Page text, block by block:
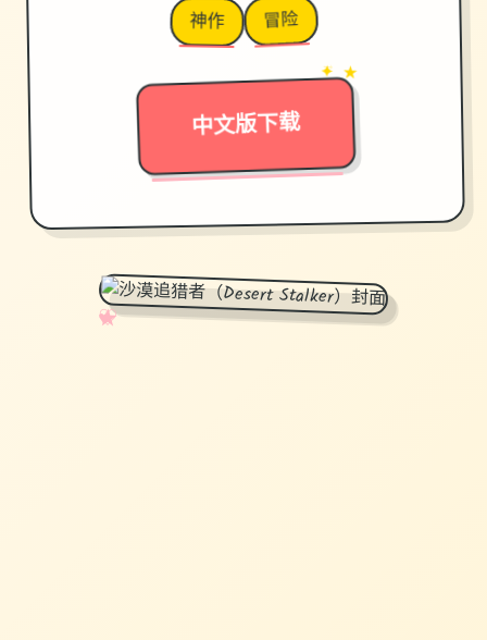
神作 冒险
中文版下载
→
✦ ★
✧
♡
★
♥